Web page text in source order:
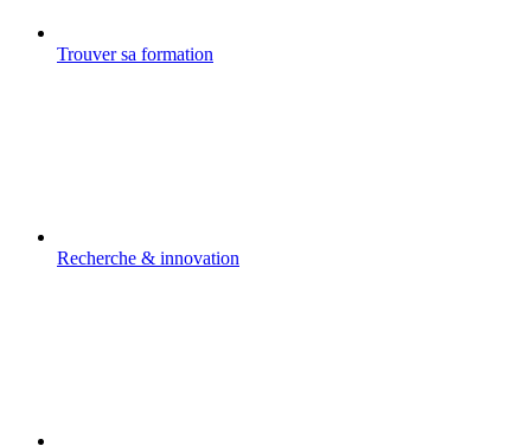
Trouver sa formation
Recherche & innovation